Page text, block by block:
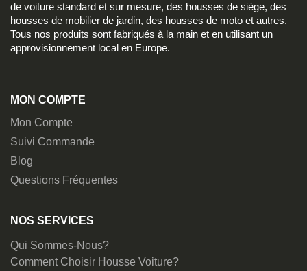
de voiture standard et sur mesure, des housses de siège, des
housses de mobilier de jardin, des housses de moto et autres.
Tous nos produits sont fabriqués à la main et en utilisant un
approvisionnement local en Europe.
MON COMPTE
Mon Compte
Suivi Commande
Blog
Questions Fréquentes
NOS SERVICES
Qui Sommes-Nous?
Comment Choisir Housse Voiture?